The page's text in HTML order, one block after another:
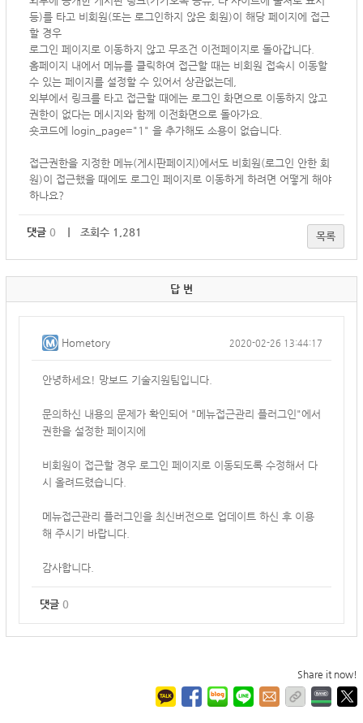
등)를 타고 비회원(또는 로그인하지 않은 회원)이 해당 페이지에 접근
할 경우
로그인 페이지로 이동하지 않고 무조건 이전페이지로 돌아갑니다.
홈페이지 내에서 메뉴를 클릭하여 접근할 때는 비회원 접속시 이동할
수 있는 페이지를 설정할 수 있어서 상관없는데,
외부에서 링크를 타고 접근할 때에는 로그인 화면으로 이동하지 않고
권한이 없다는 메시지와 함께 이전화면으로 돌아가요.
숏코드에
login_page="1" 을 추가해도 소용이 없습니다.
접근권한을 지정한 메뉴(게시판페이지)에서도 비회원(로그인 안한 회
원)이 접근했을 때에도 로그인 페이지로 이동하게 하려면 어떻게 해야
하나요?
댓글 0 ｜ 조회수 1,281 목록
답 변
Hometory 2020-02-26 13:44:17
안녕하세요! 망보드 기술지원팀입니다.
문의하신 내용의 문제가 확인되어 "메뉴접근관리 플러그인"에서
권한을 설정한 페이지에
비회원이 접근할 경우 로그인 페이지로 이동되도록 수정해서 다
시 올려드렸습니다.
메뉴접근관리 플러그인을 최신버전으로 업데이트 하신 후 이용
해 주시기 바랍니다.
감사합니다.
댓글 0
Share it now!